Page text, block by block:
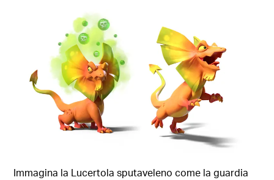
Immagina la Lucertola sputaveleno come la guardia